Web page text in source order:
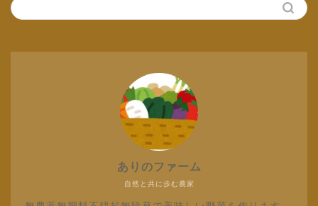
自然と共に歩む農家
ありのファーム